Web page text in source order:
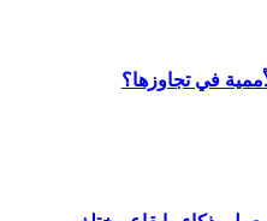
في تجاوزها؟